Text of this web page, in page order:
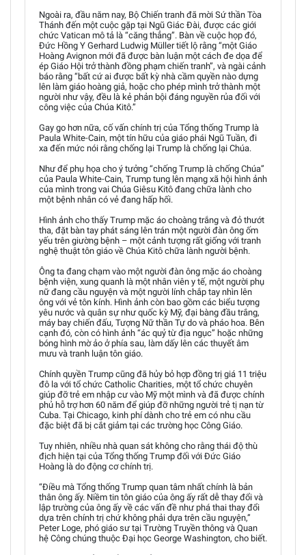
Ngoài ra, đầu năm nay, Bộ Chiến tranh đã mời Sứ thần Tòa
Thánh đến một cuộc gặp tại Ngũ Giác Đài, được các giới
chức Vatican mô tả là “căng thẳng”. Bàn về cuộc họp đó,
Đức Hồng Y Gerhard Ludwig Müller tiết lộ rằng “một Giáo
Hoàng Avignon mới đã được bàn luận một cách đe dọa để
ép Giáo Hội trở thành đồng phạm chiến tranh”, và ngài cảnh
báo rằng “bất cứ ai được bất kỳ nhà cầm quyền nào dựng
lên làm giáo hoàng giả, hoặc cho phép mình trở thành một
người như vậy, đều là kẻ phản bội đáng nguyền rủa đối với
công việc của Chúa Kitô.”
Gay go hơn nữa, cố vấn chính trị của Tổng thống Trump là
Paula White-Cain, một tín hữu của giáo phái Ngũ Tuần, đi
xa đến mức nói rằng chống lại Trump là chống lại Chúa.
Như để phụ họa cho ý tưởng “chống Trump là chống Chúa”
của Paula White-Cain, Trump tung lên mạng xã hội hình ảnh
của mình trong vai Chúa Giêsu Kitô đang chữa lành cho
một bệnh nhân có vẻ đang hấp hối.
Hình ảnh cho thấy Trump mặc áo choàng trắng và đỏ thướt
tha, đặt bàn tay phát sáng lên trán một người đàn ông ốm
yếu trên giường bệnh – một cảnh tượng rất giống với tranh
nghệ thuật tôn giáo về Chúa Kitô chữa lành người bệnh.
Ông ta đang chạm vào một người đàn ông mặc áo choàng
bệnh viện, xung quanh là một nhân viên y tế, một người phụ
nữ đang cầu nguyện và một người lính chắp tay nhìn lên
ông với vẻ tôn kính. Hình ảnh còn bao gồm các biểu tượng
yêu nước và quân sự như quốc kỳ Mỹ, đại bàng đầu trắng,
máy bay chiến đấu, Tượng Nữ thần Tự do và pháo hoa. Bên
cạnh đó, còn có hình ảnh “ác quỷ từ địa ngục” hoặc những
bóng hình mờ ảo ở phía sau, làm dấy lên các thuyết âm
mưu và tranh luận tôn giáo.
Chính quyền Trump cũng đã hủy bỏ hợp đồng trị giá 11 triệu
đô la với tổ chức Catholic Charities, một tổ chức chuyên
giúp đỡ trẻ em nhập cư vào Mỹ một mình và đã được chính
phủ hỗ trợ hơn 60 năm để giúp đỡ những người trẻ tị nạn từ
Cuba. Tại Chicago, kinh phí dành cho trẻ em có nhu cầu
đặc biệt đã bị cắt giảm tại các trường học Công Giáo.
Tuy nhiên, nhiều nhà quan sát không cho rằng thái độ thù
địch hiện tại của Tổng thống Trump đối với Đức Giáo
Hoàng là do động cơ chính trị.
“Điều mà Tổng thống Trump quan tâm nhất chính là bản
thân ông ấy. Niềm tin tôn giáo của ông ấy rất dễ thay đổi và
lập trường của ông ấy về các vấn đề như phá thai thay đổi
dựa trên chính trị chứ không phải dựa trên cầu nguyện,”
Peter Loge, phó giáo sư tại Trường Truyền thông và Quan
hệ Công chúng thuộc Đại học George Washington, cho biết.